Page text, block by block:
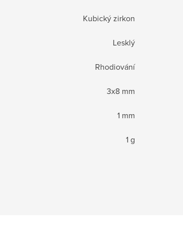
Kubický zirkon
Lesklý
Rhodiování
3x8 mm
1 mm
1 g